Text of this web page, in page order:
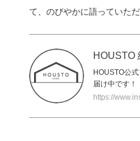
て、のびやかに語っていた
HOUSTO
HOUSTO公
届け中です！
https://